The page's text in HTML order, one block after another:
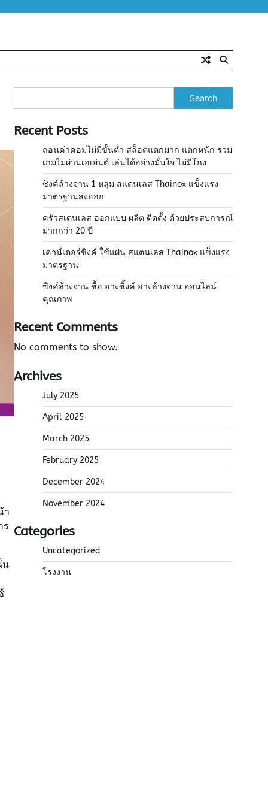
า
ร
น
Search
Recent Posts
ถอนค่าคอมไม่มี่ขั้นต่ำ สล็อตแตกมาก แตกหนัก รวม
เกมไม่ผ่านเอเย่นต์ เล่นได้อย่างมั่นใจ ไม่มีโกง
ซิงค์ล้างจาน 1 หลุม สแตนเลส Thainox แข็งแรง
มาตรฐานส่งออก
ครัวสเตนเลส ออกแบบ ผลิต ติดตั้ง ด้วยประสบการณ์
มากกว่า 20 ปี
เคาน์เตอร์ซิงค์ ใช้แผ่น สแตนเลส Thainox แข็งแรง
มาตรฐาน
ซิงค์ล้างจาน ซื้อ อ่างซิ้งค์ อ่างล้างจาน ออนไลน์
คุณภาพ
Recent Comments
No comments to show.
Archives
July 2025
April 2025
March 2025
February 2025
December 2024
November 2024
Categories
Uncategorized
โรงงาน